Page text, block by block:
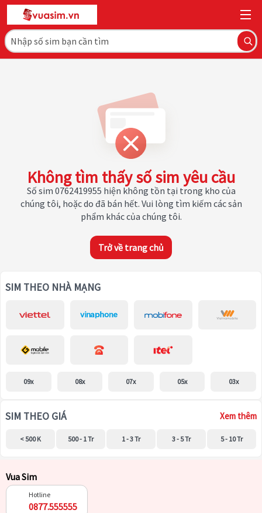
Không tìm thấy số sim yêu cầu
Số sim 0762419955 hiện không tồn tại trong kho của
chúng tôi, hoặc do đã bán hết. Vui lòng tìm kiếm các sản
phẩm khác của chúng tôi.
Trở về trang chủ
SIM THEO NHÀ MẠNG
09x 08x 07x 05x 03x
SIM THEO GIÁ Xem thêm
< 500 K 500 - 1 Tr 1 - 3 Tr 3 - 5 Tr 5 - 10 Tr
Vua Sim
Hotline
0877.555555